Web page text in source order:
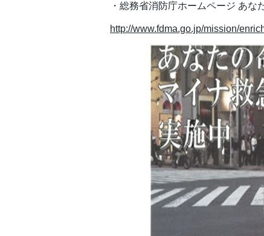
・総務省消防庁ホームページ あな
http://www.fdma.go.jp/mission/